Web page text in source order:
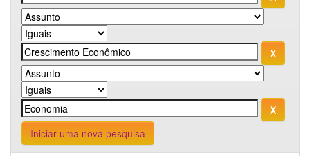
Iniciar uma nova pesquisa